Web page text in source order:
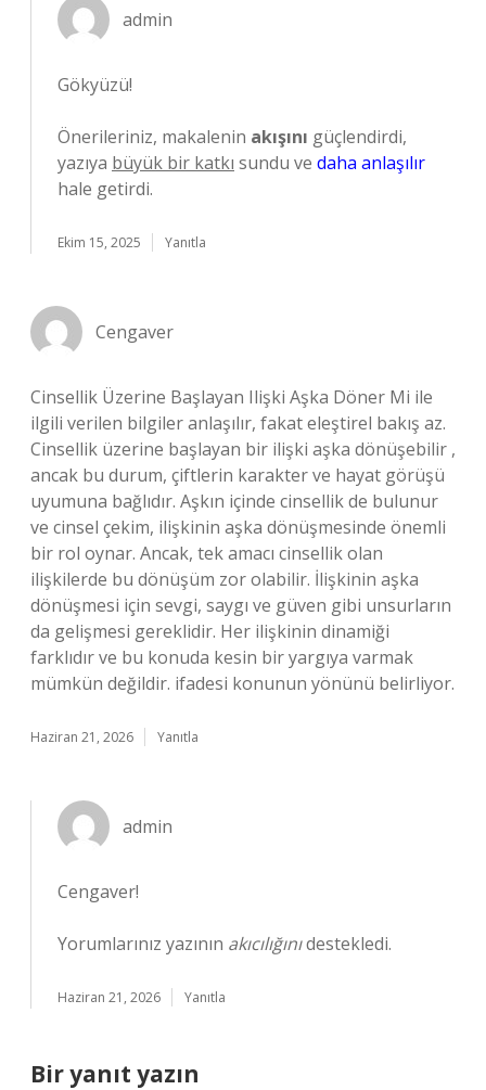
admin
Gökyüzü!
Önerileriniz, makalenin akışını güçlendirdi,
yazıya büyük bir katkı sundu ve daha anlaşılır
hale getirdi.
Ekim 15, 2025 Yanıtla
Cengaver
Cinsellik Üzerine Başlayan Ilişki Aşka Döner Mi ile
ilgili verilen bilgiler anlaşılır, fakat eleştirel bakış az.
Cinsellik üzerine başlayan bir ilişki aşka dönüşebilir ,
ancak bu durum, çiftlerin karakter ve hayat görüşü
uyumuna bağlıdır. Aşkın içinde cinsellik de bulunur
ve cinsel çekim, ilişkinin aşka dönüşmesinde önemli
bir rol oynar. Ancak, tek amacı cinsellik olan
ilişkilerde bu dönüşüm zor olabilir. İlişkinin aşka
dönüşmesi için sevgi, saygı ve güven gibi unsurların
da gelişmesi gereklidir. Her ilişkinin dinamiği
farklıdır ve bu konuda kesin bir yargıya varmak
mümkün değildir. ifadesi konunun yönünü belirliyor.
Haziran 21, 2026 Yanıtla
admin
Cengaver!
Yorumlarınız yazının akıcılığınıdestekledi.
Haziran 21, 2026 Yanıtla
Bir yanıt yazın